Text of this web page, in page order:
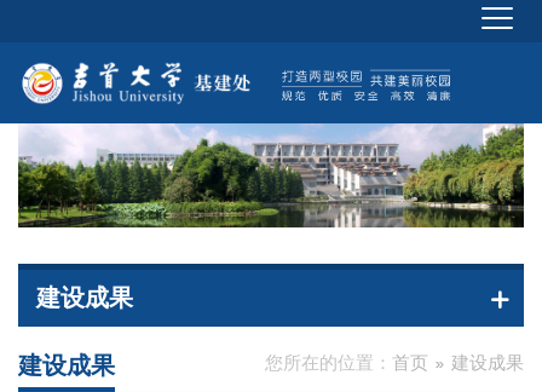
建设成果
您所在的位置： 首页 建设成果
建设成果